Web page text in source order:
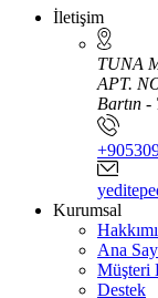
İletişim
TUNA
APT.
Bartın -
Kurumsal
Ana
Müşteri
Destek